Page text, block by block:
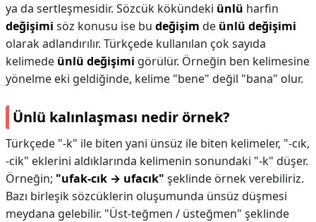
ya da sertleşmesidir. Sözcük kökündeki ünlü harfin
değişimi söz konusu ise bu değişim de ünlü değişimi
olarak adlandırılır. Türkçede kullanılan çok sayıda
kelimede ünlü değişimi görülür. Örneğin ben kelimesine
yönelme eki geldiğinde, kelime "bene" değil "bana" olur.
Ünlü kalınlaşması nedir örnek?
Türkçede "-k" ile biten yani ünsüz ile biten kelimeler, "-cık,
-cik" eklerini aldıklarında kelimenin sonundaki "-k" düşer.
Örneğin; "ufak-cık → ufacık" şeklinde örnek verebiliriz.
Bazı birleşik sözcüklerin oluşumunda ünsüz düşmesi
meydana gelebilir. "Üst-teğmen / üsteğmen" şeklinde